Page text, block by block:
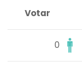
Votar
0